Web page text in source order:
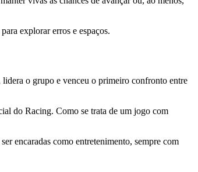
explorar erros e espaços.
o grupo e venceu o primeiro confronto entre
do Racing. Como se trata de um jogo com
encaradas como entretenimento, sempre com